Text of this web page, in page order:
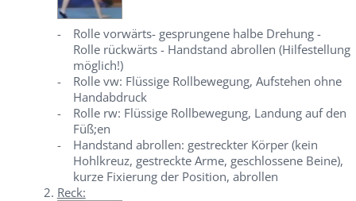
-
Rolle vorwärts- gesprungene halbe Drehung -
Rolle rückwärts - Handstand abrollen (Hilfestellung
möglich!)
-
Rolle vw: Flüssige Rollbewegung, Aufstehen ohne
Handabdruck
-
Rolle rw: Flüssige Rollbewegung, Landung auf den
Füß;en
-
Handstand abrollen: gestreckter Körper (kein
Hohlkreuz, gestreckte Arme, geschlossene Beine),
kurze Fixierung der Position, abrollen
Reck: